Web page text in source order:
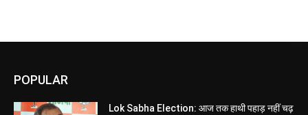
POPULAR
Lok Sabha Election: आज तक हाथी पहाड़ नहीं चढ़